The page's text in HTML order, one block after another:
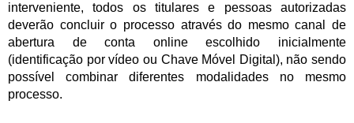
interveniente, todos os titulares e pessoas autorizadas
deverão concluir o processo através do mesmo canal de
abertura de conta online escolhido inicialmente
(identificação por vídeo ou Chave Móvel Digital), não sendo
possível combinar diferentes modalidades no mesmo
processo.